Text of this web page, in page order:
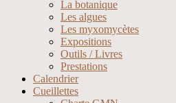
La botanique
Les algues
Les myxomycètes
Expositions
Outils / Livres
Prestations
Calendrier
Cueillettes